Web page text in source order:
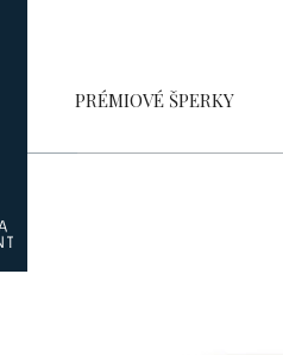
PRÉMIOVÉ ŠPERKY